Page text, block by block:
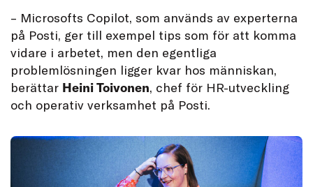
– Microsofts Copilot, som används av experterna
på Posti, ger till exempel tips som för att komma
vidare i arbetet, men den egentliga
problemlösningen ligger kvar hos människan,
berättar Heini Toivonen, chef för HR-utveckling
och operativ verksamhet på Posti.